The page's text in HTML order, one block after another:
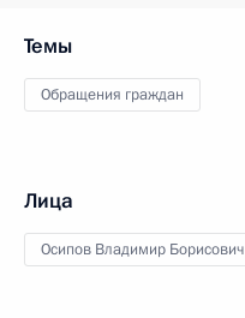
Темы
Обращения граждан
Лица
Осипов Владимир Борисович